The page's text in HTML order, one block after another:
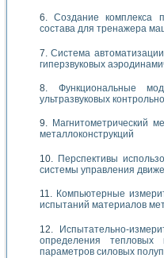
Создание комплекса
состава для тренажера
Система
гиперзвуковых
Функциональные
ультразвуковых
Магнитометрический
металлоконструкций
Перспективы
системы управления
Компьютерные
испытаний материалов
Испытательно-
определения тепловых
параметров силовых